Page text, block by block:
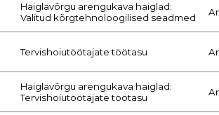
Haiglavõrgu arengukava haiglad:
Valitud kõrgtehnoloogilised seadmed
Tervishoiutöötajate töötasu
Haiglavõrgu arengukava haiglad:
Tervishoiutöötajate töötasu